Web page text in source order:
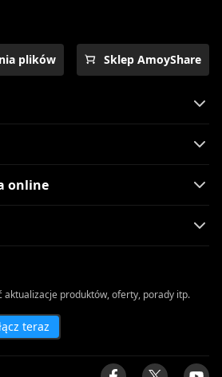
plików Sklep AmoyShare
online
aktualizacje produktów, oferty, porady itp.
teraz